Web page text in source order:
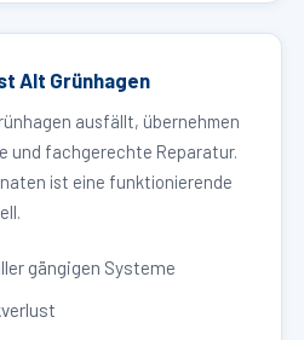
Alt Grünhagen
ausfällt, übernehmen
und fachgerechte Reparatur.
ist eine funktionierende
gängigen Systeme